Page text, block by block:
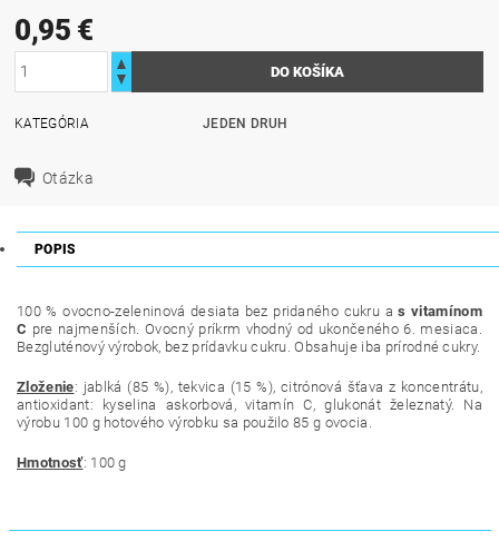
0,95 €
KATEGÓRIA JEDEN DRUH
Otázka
POPIS
100 %ovocno-zeleninová desiata bez pridaného cukru as vitamínom
C pre najmenších. Ovocný príkrm vhodný od ukončeného 6. mesiaca.
Bezgluténový výrobok, bez prídavku cukru. Obsahuje iba prírodné cukry.
Zloženie: jablká (85 %), tekvica (15 %), citrónová šťava z koncentrátu,
antioxidant: kyselina askorbová, vitamín C, glukonát železnatý. Na
výrobu 100 g hotového výrobku sa použilo 85 g ovocia.
Hmotnosť: 100 g